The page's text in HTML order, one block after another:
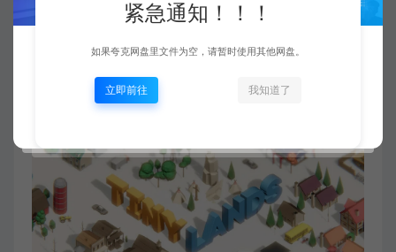
操作系统: Windows 7
显卡: 512 MB
紧急通知！！！
如果夸克网盘里文件为空，请暂时使用其他网盘。
立即前往 我知道了